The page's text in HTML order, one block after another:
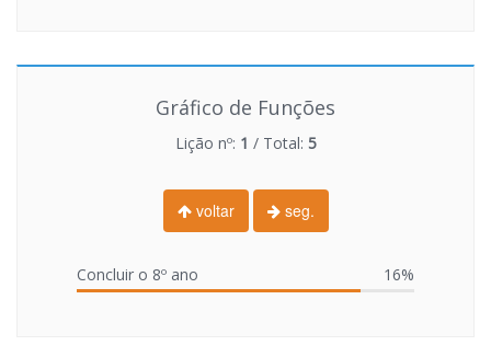
Gráfico de Funções
Lição nº: 1 / Total: 5
voltar seg.
Concluir o 8º ano 16%